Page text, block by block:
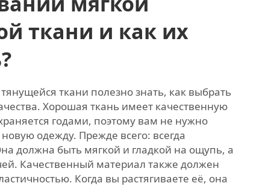
ткани и как их
ткани полезно знать, как выбрать
Хорошая ткань имеет качественную
годами, поэтому вам не нужно
одежду. Прежде всего: всегда
должна быть мягкой и гладкой на ощупь, а
Качественный материал также должен
Когда вы растягиваете её, она